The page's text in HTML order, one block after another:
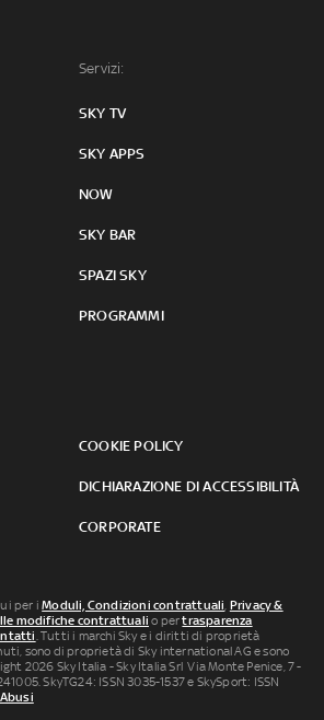
Servizi:
SKY TV
SKY APPS
NOW
SKY BAR
SPAZI SKY
PROGRAMMI
COOKIE POLICY
DICHIARAZIONE DI ACCESSIBILITÀ
CORPORATE
per iModuli, Condizioni contrattuali, Privacy &
modifiche contrattuali o pertrasparenza
. Tutti i marchi Sky e i diritti di proprietà
sono di proprietà di Sky international AG e sono
2026 Sky Italia - Sky Italia Srl Via Monte Penice, 7 -
SkyTG24: ISSN 3035-1537 e SkySport: ISSN